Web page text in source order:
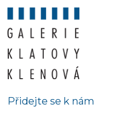
Přidejte se k nám